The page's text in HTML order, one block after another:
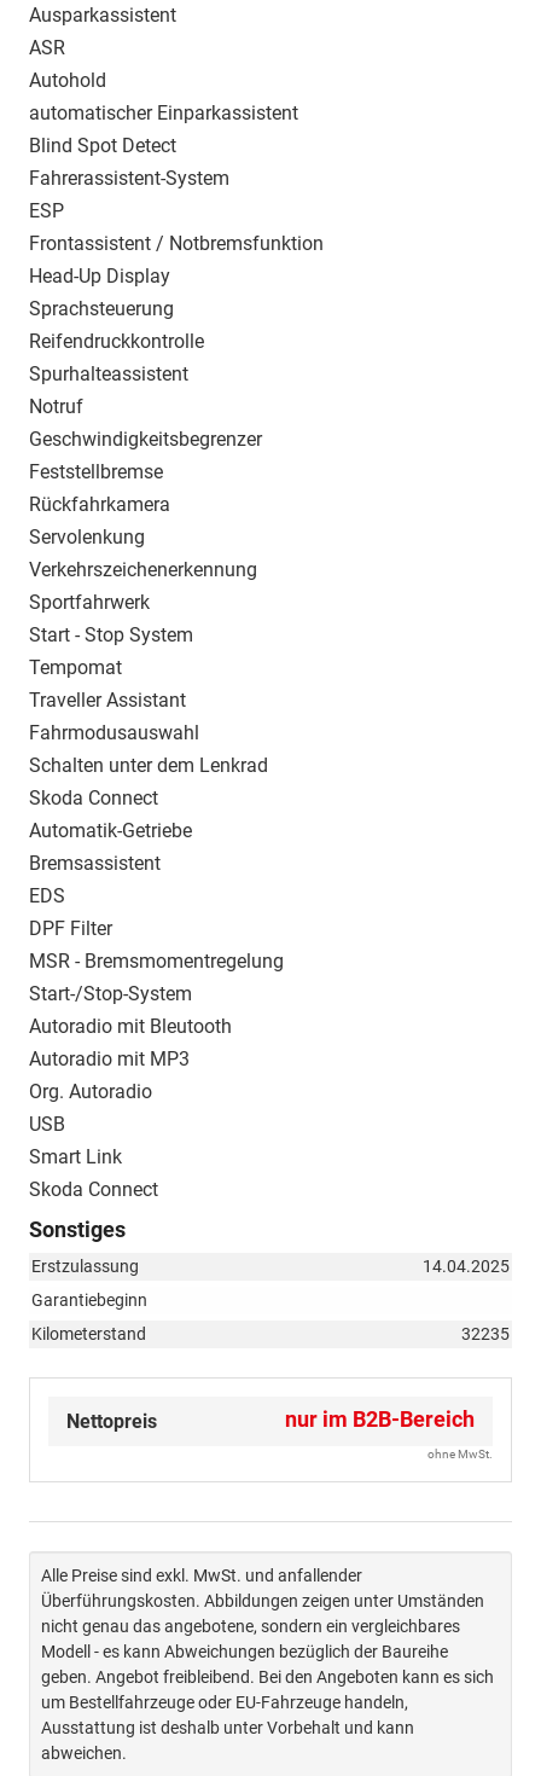
Ausparkassistent
ASR
Autohold
automatischer Einparkassistent
Blind Spot Detect
Fahrerassistent-System
ESP
Frontassistent / Notbremsfunktion
Head-Up Display
Sprachsteuerung
Reifendruckkontrolle
Spurhalteassistent
Notruf
Geschwindigkeitsbegrenzer
Feststellbremse
Rückfahrkamera
Servolenkung
Verkehrszeichenerkennung
Sportfahrwerk
Start - Stop System
Tempomat
Traveller Assistant
Fahrmodusauswahl
Schalten unter dem Lenkrad
Skoda Connect
Automatik-Getriebe
Bremsassistent
EDS
DPF Filter
MSR - Bremsmomentregelung
Start-/Stop-System
Autoradio mit Bleutooth
Autoradio mit MP3
Org. Autoradio
USB
Smart Link
Skoda Connect
Sonstiges
Erstzulassung
14.04.2025
Garantiebeginn
Kilometerstand
32235
Nettopreis nur im B2B-Bereich
ohne MwSt.
Alle Preise sind exkl. MwSt. und anfallender
Überführungskosten. Abbildungen zeigen unter Umständen
nicht genau das angebotene, sondern ein vergleichbares
Modell - es kann Abweichungen bezüglich der Baureihe
geben. Angebot freibleibend. Bei den Angeboten kann es sich
um Bestellfahrzeuge oder EU-Fahrzeuge handeln,
Ausstattung ist deshalb unter Vorbehalt und kann
abweichen.